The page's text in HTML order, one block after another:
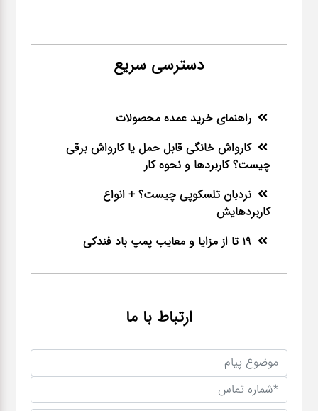
دسترسی سریع
راهنمای خرید عمده محصولات
کارواش خانگی قابل حمل یا کارواش برقی
چیست؟ کاربردها و نحوه کار
نردبان تلسکوپی چیست؟ + انواع
کاربردهایش
19 تا از مزایا و معایب پمپ باد فندکی
ارتباط با ما